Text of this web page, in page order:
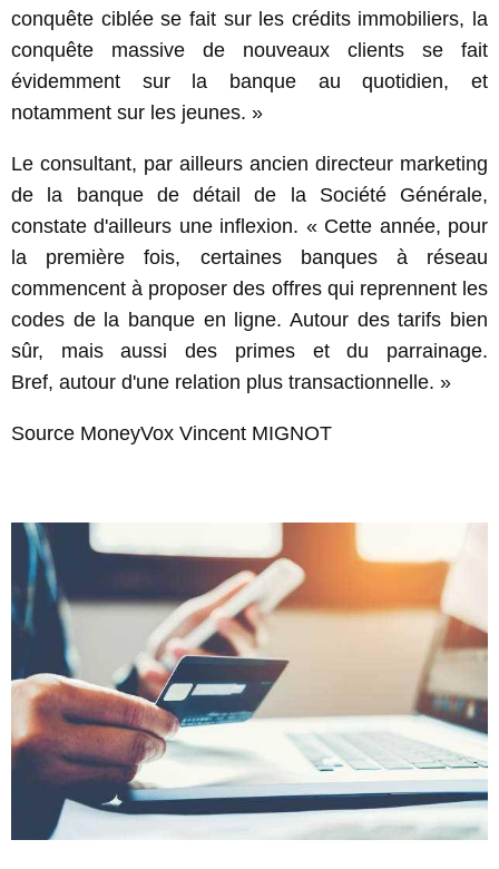
conquête ciblée se fait sur les crédits immobiliers, la
conquête massive de nouveaux clients se fait
évidemment sur la banque au quotidien, et
notamment sur les jeunes. »
Le consultant, par ailleurs ancien directeur marketing
de la banque de détail de la Société Générale,
constate d'ailleurs une inflexion. « Cette année, pour
la première fois, certaines banques à réseau
commencent à proposer des offres qui reprennent les
codes de la banque en ligne. Autour des tarifs bien
sûr, mais aussi des primes et du parrainage.
Bref, autour d'une relation plus transactionnelle. »
Source MoneyVox Vincent MIGNOT